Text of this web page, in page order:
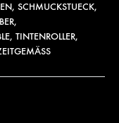
, SCHMUCKSTUECK,
,
, TINTENROLLER,